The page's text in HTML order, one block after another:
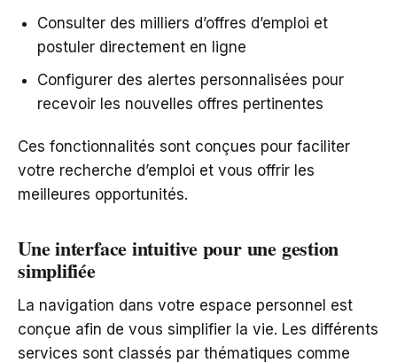
Consulter des milliers d’offres d’emploi et
postuler directement en ligne
Configurer des alertes personnalisées pour
recevoir les nouvelles offres pertinentes
Ces fonctionnalités sont conçues pour faciliter
votre recherche d’emploi et vous offrir les
meilleures opportunités.
Une interface intuitive pour une gestion
simplifiée
La navigation dans votre espace personnel est
conçue afin de vous simplifier la vie. Les différents
services sont classés par thématiques comme